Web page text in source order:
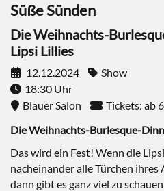
Süße Sünden
Die Weihnachts-
Lipsi Lillies
12.12.2024
Show
18:30 Uhr
Blauer Salon
Tickets: ab
Die Weihnachts-Burlesque-
Das wird ein Fest! Wenn die
nacheinander alle Türchen
dann gibt es ganz viel zu